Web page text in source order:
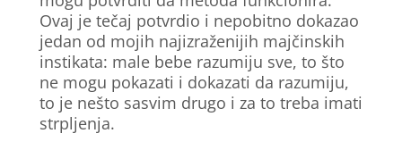
Ovaj je tečaj potvrdio i nepobitno dokazao
jedan od mojih najizraženijih majčinskih
instikata: male bebe razumiju sve, to što
ne mogu pokazati i dokazati da razumiju,
to je nešto sasvim drugo i za to treba imati
strpljenja.